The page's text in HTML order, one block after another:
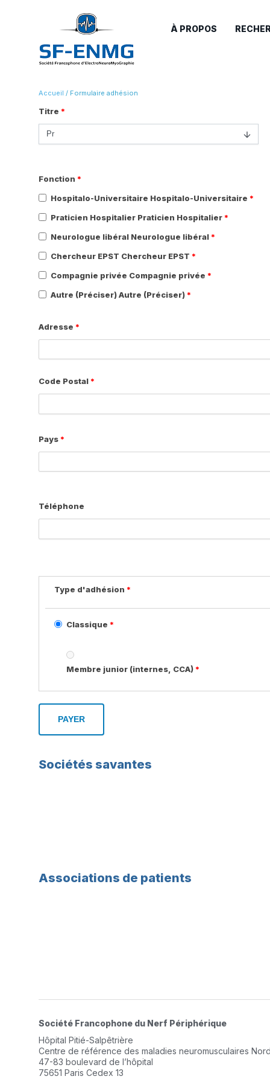
À PROPOS
Accueil / Formulaire adhésion
Titre *
Fonction *
Hospitalo-Universitaire Hospitalo-Universitaire *
Praticien Hospitalier Praticien Hospitalier *
Neurologue libéral Neurologue libéral *
Chercheur EPST Chercheur EPST *
Compagnie privée Compagnie privée *
Autre (Préciser) Autre (Préciser) *
Adresse *
Code Postal *
Pays *
Téléphone
Type d'adhésion *
Classique *
Membre junior (internes, CCA) *
Sociétés savantes
Associations de patients
Société Francophone du Nerf Périphérique
Hôpital Pitié-Salpêtrière
Centre de référence des maladies neuromusculaires
47-83 boulevard de l’hôpital
75651 Paris Cedex 13